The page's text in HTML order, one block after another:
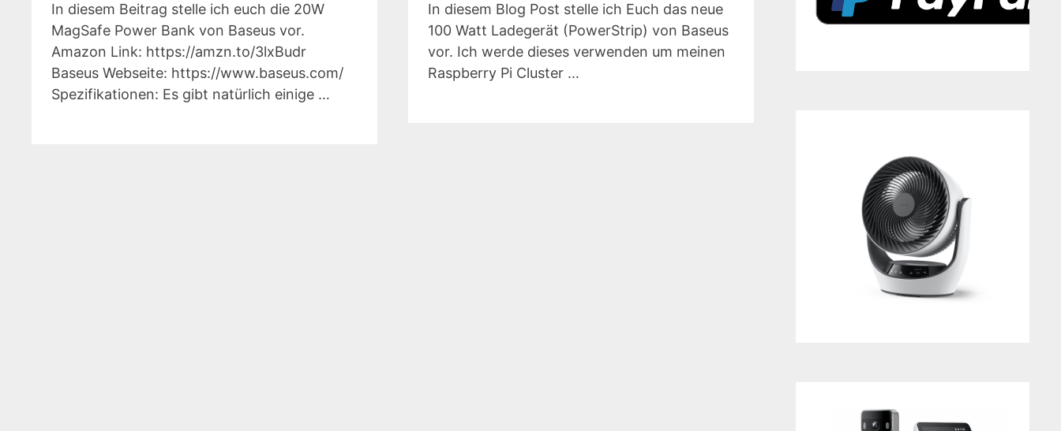
In diesem Beitrag stelle ich euch die 20W
MagSafe Power Bank von Baseus vor.
Amazon Link: https://amzn.to/3lxBudr
Baseus Webseite: https://www.baseus.com/
Spezifikationen: Es gibt natürlich einige …
In diesem Blog Post stelle ich Euch das neue
100 Watt Ladegerät (PowerStrip) von Baseus
vor. Ich werde dieses verwenden um meinen
Raspberry Pi Cluster …